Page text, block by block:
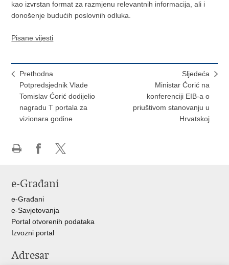
kao izvrstan format za razmjenu relevantnih informacija, ali i
donošenje budućih poslovnih odluka.
Pisane vijesti
Prethodna
Potpredsjednik Vlade
Tomislav Ćorić dodijelio
nagradu T portala za
vizionara godine
Sljedeća
Ministar Ćorić na
konferenciji EIB-a o
priuštivom stanovanju u
Hrvatskoj
Facebooku
X-
e-Građani
e-Građani
e-Savjetovanja
Portal otvorenih podataka
Izvozni portal
Adresar